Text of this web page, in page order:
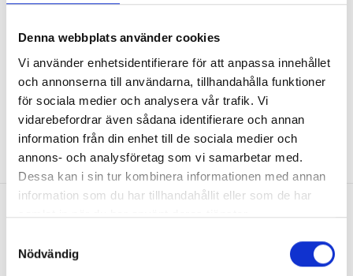
Denna webbplats använder cookies
Vi använder enhetsidentifierare för att anpassa innehållet
och annonserna till användarna, tillhandahålla funktioner
för sociala medier och analysera vår trafik. Vi
vidarebefordrar även sådana identifierare och annan
information från din enhet till de sociala medier och
annons- och analysföretag som vi samarbetar med.
Dessa kan i sin tur kombinera informationen med annan
information som du har tillhandahållit eller som de har
samlat in när du har använt deras tjänster.
Nödvändig
CART
-
Category
Studentskyltar
DESCRIPTION REVIEWS
DESCRIPTION
Studentskylten är tillverkad av slitstarkt material som
tvål viss väta. De har en personlig och snygg design